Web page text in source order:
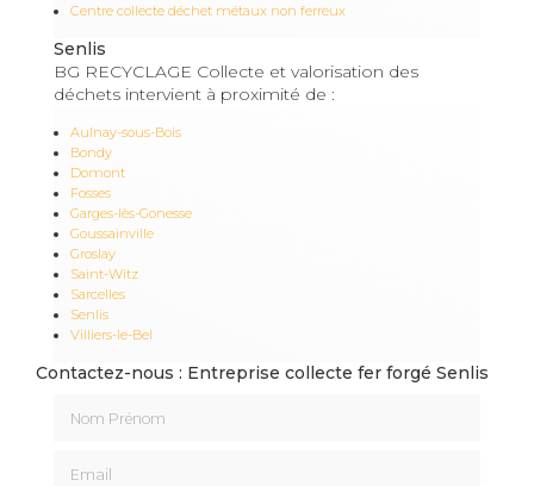
Centre collecte déchet métaux non ferreux
Senlis
BG RECYCLAGE Collecte et valorisation des
déchets intervient à proximité de :
Aulnay-sous-Bois
Bondy
Domont
Fosses
Garges-lès-Gonesse
Goussainville
Groslay
Saint-Witz
Sarcelles
Senlis
Villiers-le-Bel
Contactez-nous : Entreprise collecte fer forgé Senlis